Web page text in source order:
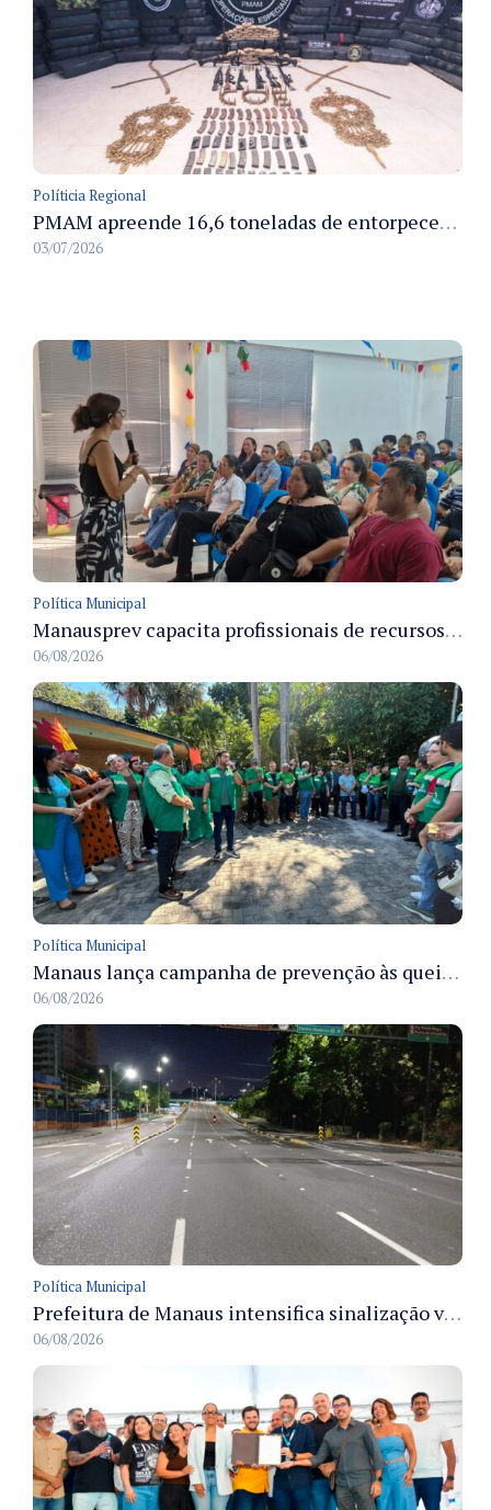
Políticia Regional
PMAM apreende 16,6 toneladas de entorpecentes e registra aumento nas prisões em flagrante e nas capturas de foragidos no primeiro semestre de 2026
03/07/2026
Política Municipal
Manausprev capacita profissionais de recursos humanos para agilizar concessão de aposentadorias no município
06/08/2026
Política Municipal
Manaus lança campanha de prevenção às queimadas no verão amazônico com comitê integrado
06/08/2026
Política Municipal
Prefeitura de Manaus intensifica sinalização viária em diversos bairros para organizar o trânsito e reduzir sinistros
06/08/2026